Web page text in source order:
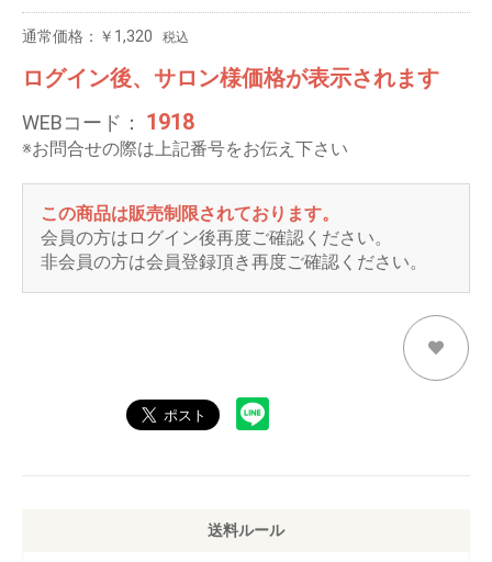
通常価格：￥1,320 税込
ログイン後、サロン様価格が表示されます
WEBコード： 1918
※お問合せの際は上記番号をお伝え下さい
この商品は販売制限されております。
会員の方はログイン後再度ご確認ください。
非会員の方は会員登録頂き再度ご確認ください。
送料ルール